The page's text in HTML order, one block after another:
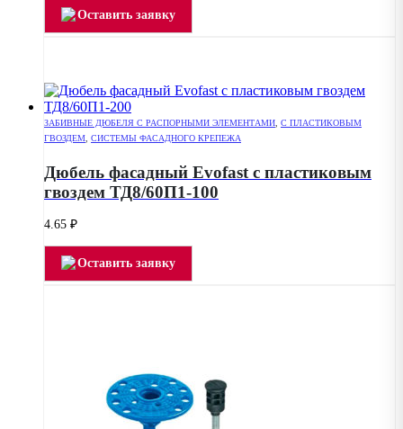
Оставить заявку
ЗАБИВНЫЕ ДЮБЕЛЯ С РАСПОРНЫМИ ЭЛЕМЕНТАМИ С ПЛАСТИКОВЫМ
ГВОЗДЕМ СИСТЕМЫ ФАСАДНОГО КРЕПЕЖА
Дюбель фасадный Evofast с пластиковым
гвоздем ТД8/60П1-100
4.65 ₽
Оставить заявку